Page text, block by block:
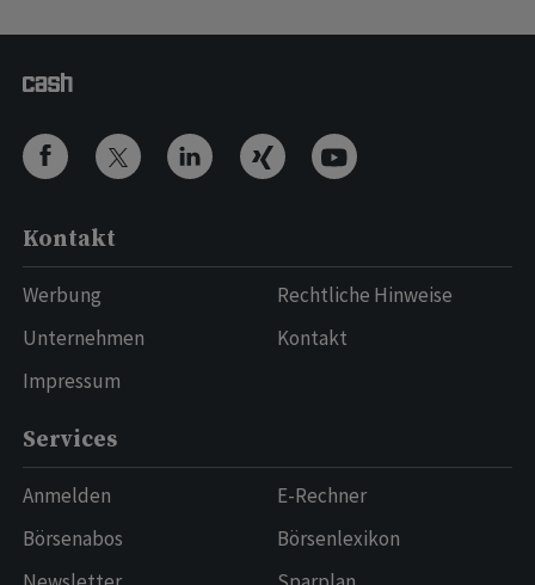
Kontakt
Werbung
Unternehmen
Impressum
Rechtliche Hinweise
Kontakt
Services
Anmelden
Börsenabos
E-Rechner
Börsenlexikon